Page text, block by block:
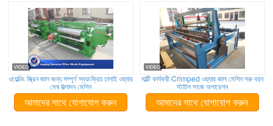
ওয়েল্ডিং স্ক্রিন জাল জন্য সম্পূর্ণ স্বয়ংক্রিয় ঢালাই ওয়্যার
মেষ উত্পাদন মেশিন
আমাদের সাথে যোগাযোগ করুন
মাল্টি কার্যকরী Crimped ওয়্যার জাল মেশিন সরু বয়ন
স্টাইল সহজ অপারেশন
আমাদের সাথে যোগাযোগ করুন